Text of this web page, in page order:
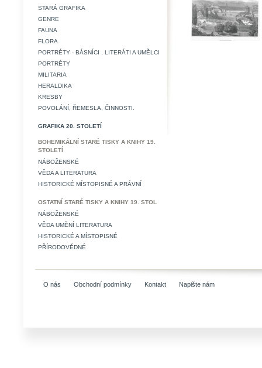
STARÁ GRAFIKA
GENRE
FAUNA
FLORA
PORTRÉTY - BÁSNÍCI , LITERÁTI A UMĚLCI
PORTRÉTY
MILITARIA
HERALDIKA
KRESBY
POVOLÁNÍ, ŘEMESLA, ČINNOSTI.
GRAFIKA 20. STOLETÍ
BOHEMIKÁLNÍ STARÉ TISKY A KNIHY 19.
STOLETÍ
NÁBOŽENSKÉ
VĚDA A LITERATURA
HISTORICKÉ MÍSTOPISNÉ A PRÁVNÍ
OSTATNÍ STARÉ TISKY A KNIHY 19. STOL
NÁBOŽENSKÉ
VĚDA UMĚNÍ LITERATURA
HISTORICKÉ A MÍSTOPISNÉ
PŘÍRODOVĚDNÉ
O nás Obchodní podmínky Kontakt Napište nám